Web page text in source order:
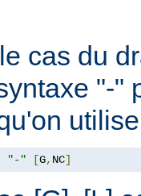
cas du
"-"
"-" [G, NC]